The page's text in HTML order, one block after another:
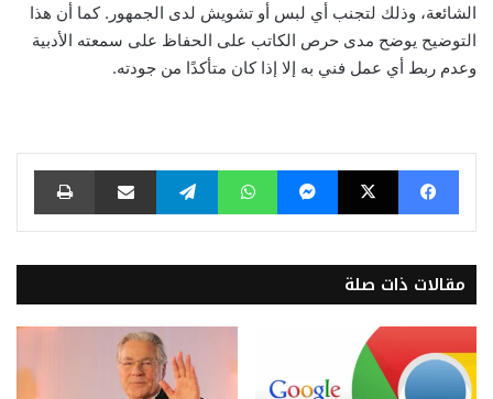
الشائعة، وذلك لتجنب أي لبس أو تشويش لدى الجمهور. كما أن هذا
التوضيح يوضح مدى حرص الكاتب على الحفاظ على سمعته الأدبية
وعدم ربط أي عمل فني به إلا إذا كان متأكدًا من جودته.
فيسبوك ‫X ماسنجر واتساب تيلقرام مشاركة عبر البريد طباعة
مقالات ذات صلة